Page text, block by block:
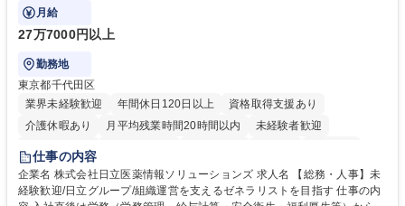
ます。
月給
27万7000円以上
勤務地
東京都千代田区
業界未経験歓迎
年間休日120日以上
資格取得支援あり
介護休暇あり
月平均残業時間20時間以内
未経験者歓迎
住宅手当あり
育休あり
完全週休2日制 交通費支給 土日祝休み 寮・社宅あり
仕事の内容
企業名 株式会社日立医薬情報ソリューションズ 求人名 【総務・人事】未
経験歓迎/日立グループ/組織運営を支えるゼネラリストを目指す 仕事の内